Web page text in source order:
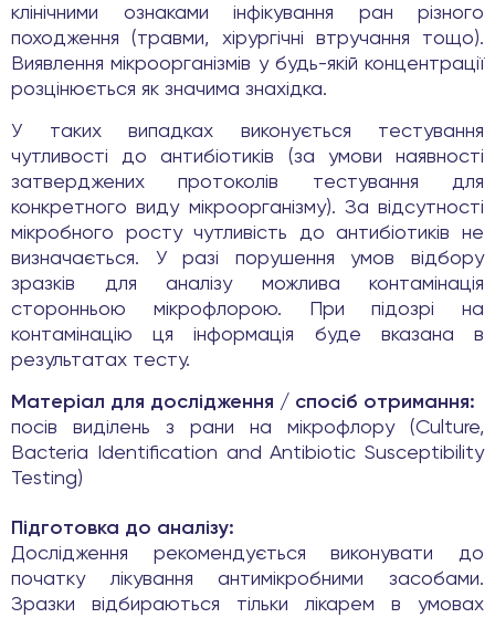
клінічними ознаками інфікування ран різного
походження (травми, хірургічні втручання тощо).
Виявлення мікроорганізмів у будь-якій концентрації
розцінюється як значима знахідка.
У таких випадках виконується тестування
чутливості до антибіотиків (за умови наявності
затверджених протоколів тестування для
конкретного виду мікроорганізму). За відсутності
мікробного росту чутливість до антибіотиків не
визначається. У разі порушення умов відбору
зразків для аналізу можлива контамінація
сторонньою мікрофлорою. При підозрі на
контамінацію ця інформація буде вказана в
результатах тесту.
Матеріал для дослідження / спосіб отримання:
посів виділень з рани на мікрофлору (Culture,
Bacteria Identification and Antibiotic Susceptibility
Testing)
Підготовка до аналізу:
Дослідження рекомендується виконувати до
початку лікування антимікробними засобами.
Зразки відбираються тільки лікарем в умовах